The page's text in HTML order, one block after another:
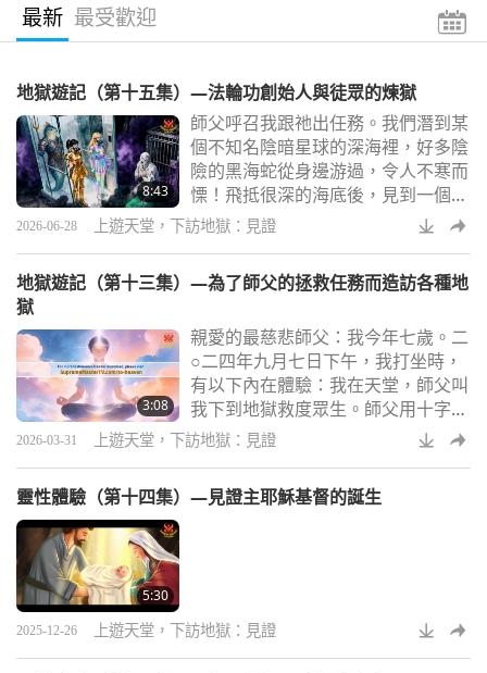
最新 最受歡迎
地獄遊記（第十五集）—法輪功創始人與徒眾的煉獄
8:43
師父呼召我跟祂出任務。我們潛到某
個不知名陰暗星球的深海裡，好多陰
險的黑海蛇從身邊游過，令人不寒而
慄！飛抵很深的海底後，見到一個圓
形的神秘黑鐵蓋，散發詭異至極的氛
圍…我們師徒合力，想把這個堅固的
一經觸碰便會自動啟動，鐵蓋圓周會
輪似的旋轉不停，殺傷力極強！我們
遠避後方，嘗試遠遠地用鉤子從最中
央處小心地勾起來。但法輪發出
「砰」的一聲巨響，又
2026-06-28 上遊天堂，下訪地獄：見證
地獄遊記（第十三集）—為了師父的拯救任務而造訪各種地
獄
3:08
親愛的最慈悲師父：我今年七歲。二
○二四年九月七日下午，我打坐時，
有以下內在體驗：我在天堂，師父叫
我下到地獄救度眾生。師父用十字架
畫了一個圓，然後出現一個蓮花梯，
讓我下降，進入一個地獄，名叫「蟲
子、蒼蠅和白蟻，這些蟲子吃地獄裡
出洞，導致他們流血
2026-03-31 上遊天堂，下訪地獄：見證
靈性體驗（第十四集）—見證主耶穌基督的誕生
5:30
2025-12-26 上遊天堂，下訪地獄：見證